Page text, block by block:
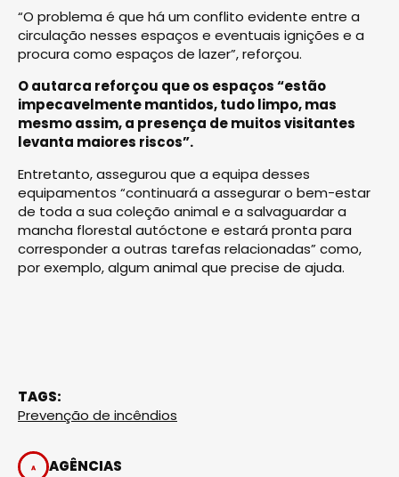
“O problema é que há um conflito evidente entre a
circulação nesses espaços e eventuais ignições e a
procura como espaços de lazer”, reforçou.
O autarca reforçou que os espaços “estão
impecavelmente mantidos, tudo limpo, mas
mesmo assim, a presença de muitos visitantes
levanta maiores riscos”.
Entretanto, assegurou que a equipa desses
equipamentos “continuará a assegurar o bem-estar
de toda a sua coleção animal e a salvaguardar a
mancha florestal autóctone e estará pronta para
corresponder a outras tarefas relacionadas” como,
por exemplo, algum animal que precise de ajuda.
TAGS:
Prevenção de incêndios
AGÊNCIAS